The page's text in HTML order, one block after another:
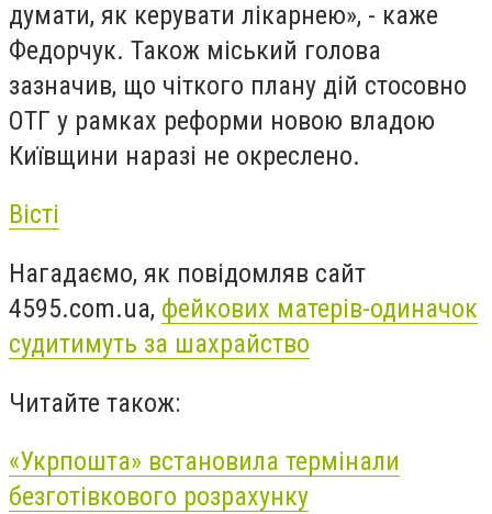
думати, як керувати лікарнею», - каже
Федорчук. Також міський голова
зазначив, що чіткого плану дій стосовно
ОТГ у рамках реформи новою владою
Київщини наразі не окреслено.
Вісті
Нагадаємо, як повідомляв сайт
4595.com.ua, фейкових матерів-одиначок
судитимуть за шахрайство
Читайте також:
«Укрпошта» встановила термінали
безготівкового розрахунку